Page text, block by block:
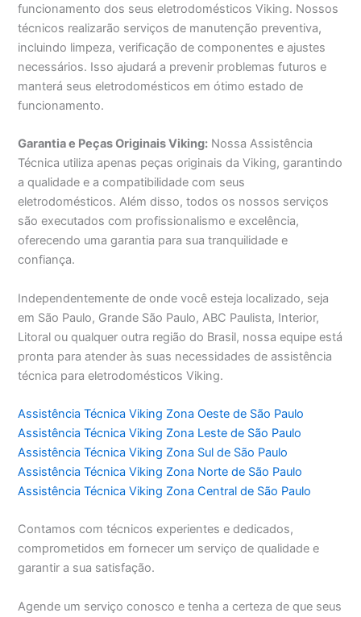
funcionamento dos seus eletrodomésticos Viking. Nossos
técnicos realizarão serviços de manutenção preventiva,
incluindo limpeza, verificação de componentes e ajustes
necessários. Isso ajudará a prevenir problemas futuros e
manterá seus eletrodomésticos em ótimo estado de
funcionamento.
Garantia e Peças Originais Viking: Nossa Assistência
Técnica utiliza apenas peças originais da Viking, garantindo
a qualidade e a compatibilidade com seus
eletrodomésticos. Além disso, todos os nossos serviços
são executados com profissionalismo e excelência,
oferecendo uma garantia para sua tranquilidade e
confiança.
Independentemente de onde você esteja localizado, seja
em São Paulo, Grande São Paulo, ABC Paulista, Interior,
Litoral ou qualquer outra região do Brasil, nossa equipe está
pronta para atender às suas necessidades de assistência
técnica para eletrodomésticos Viking.
Assistência Técnica Viking Zona Oeste de São Paulo
Assistência Técnica Viking Zona Leste de São Paulo
Assistência Técnica Viking Zona Sul de São Paulo
Assistência Técnica Viking Zona Norte de São Paulo
Assistência Técnica Viking Zona Central de São Paulo
Contamos com técnicos experientes e dedicados,
comprometidos em fornecer um serviço de qualidade e
garantir a sua satisfação.
Agende um serviço conosco e tenha a certeza de que seus